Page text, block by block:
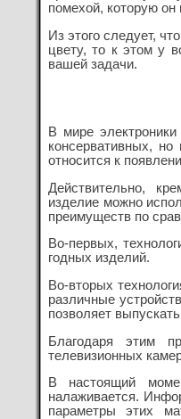
помехой, которую он
Из этого следует,
цвету, то к этом у
вашей задачи.
В мире
консервативных,
относится к
Действительно,
изделие можно
преимуществ по
Во-первых,
годных изделий.
Во-вторых
различные
позволяет
Благодаря этим
телевизионных
В настоящий
налаживается.
параметры этих